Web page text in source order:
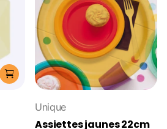
Unique
Assiettes jaunes 22cm